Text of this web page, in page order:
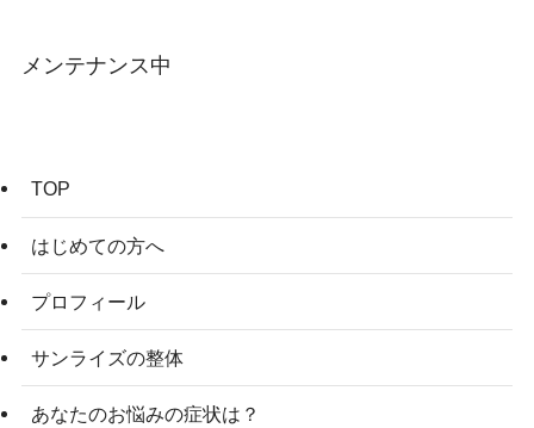
メンテナンス中
TOP
はじめての方へ
プロフィール
サンライズの整体
あなたのお悩みの症状は？